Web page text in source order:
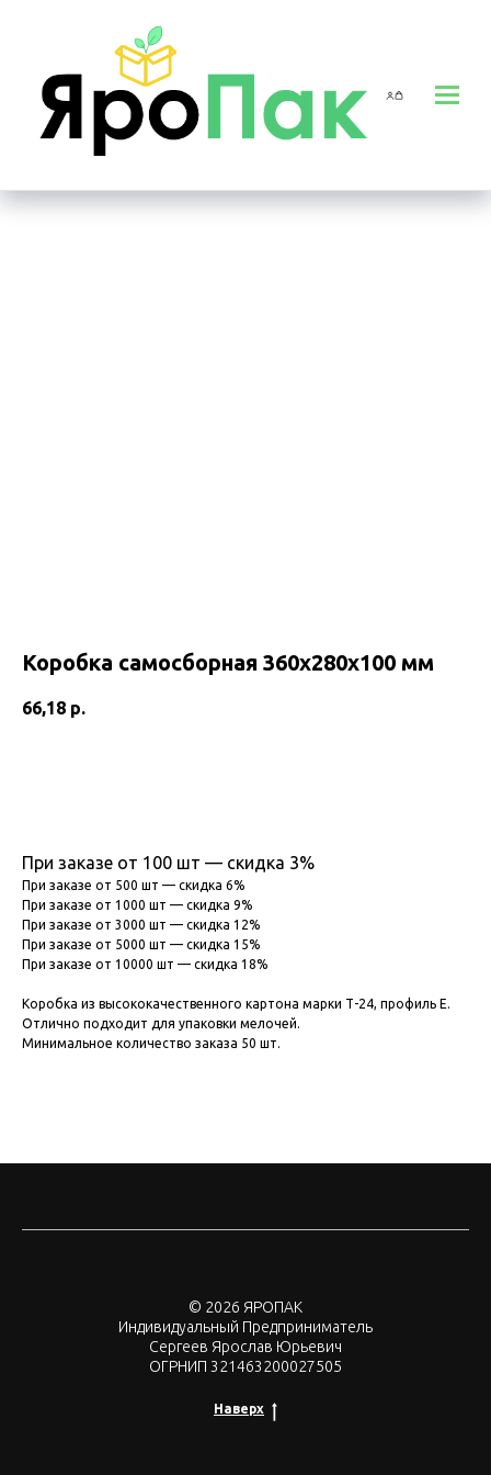
Коробка самосборная 360х280х100 мм
66,18 р.
При заказе от 100 шт — скидка 3%
При заказе от 500 шт — скидка 6%
При заказе от 1000 шт — скидка 9%
При заказе от 3000 шт — скидка 12%
При заказе от 5000 шт — скидка 15%
При заказе от 10000 шт — скидка 18%
Коробка из высококачественного картона марки Т-24, профиль Е.
Отлично подходит для упаковки мелочей.
Минимальное количество заказа 50 шт.
© 2026 ЯРОПАК
Индивидуальный Предприниматель
Сергеев Ярослав Юрьевич
ОГРНИП 321463200027505
Наверх